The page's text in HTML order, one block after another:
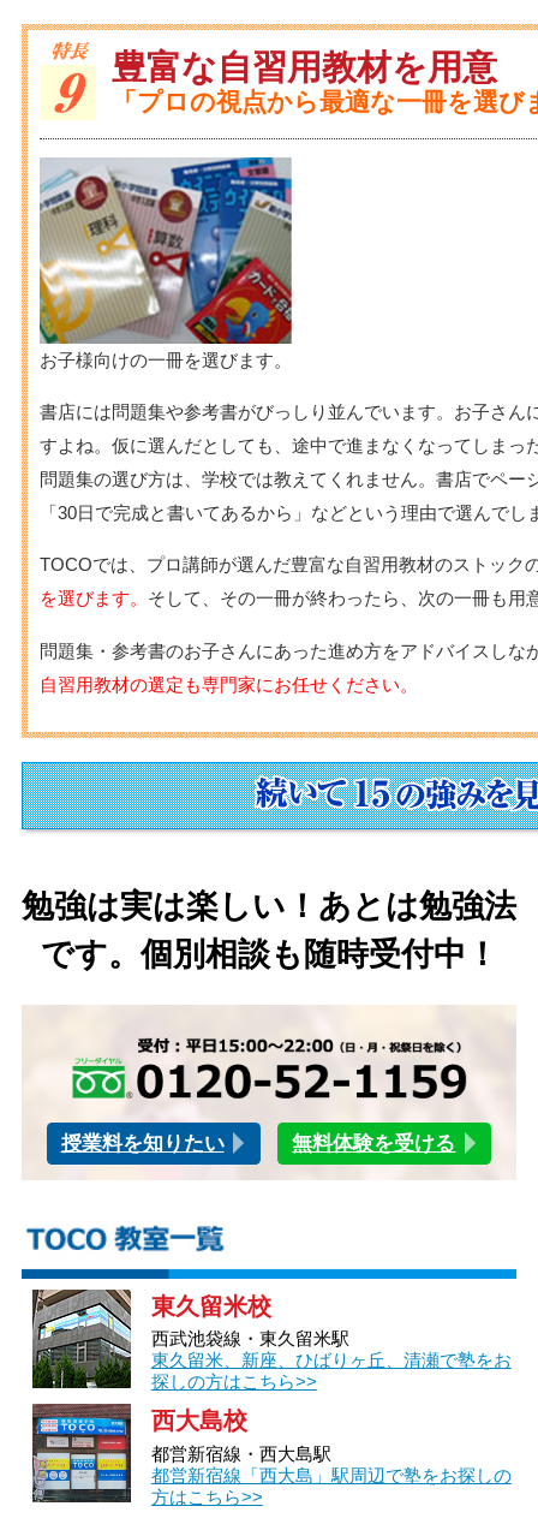
豊富な自習用教材を用意
「プロの視点から最適な一冊を選び
お子様向けの一冊を選びます。
書店には問題集や参考書がびっしり並んでいます。お子さん
すよね。仮に選んだとしても、途中で進まなくなってしまっ
問題集の選び方は、学校では教えてくれません。書店でペー
「30日で完成と書いてあるから」などという理由で選んでし
TOCOでは、プロ講師が選んだ豊富な自習用教材のストック
を選びます。 そして、その一冊が終わったら、次の一冊も用
問題集・参考書のお子さんにあった進め方をアドバイスしな
自習用教材の選定も専門家にお任せください。
勉強は実は楽しい！あとは勉強法
です。個別相談も随時受付中！
授業料を知りたい 無料体験を受ける
東久留米校
西武池袋線・東久留米駅
東久留米、新座、ひばりヶ丘、清瀬で塾をお
探しの方はこちら>>
西大島校
都営新宿線・西大島駅
都営新宿線「西大島」駅周辺で塾をお探しの
方はこちら>>